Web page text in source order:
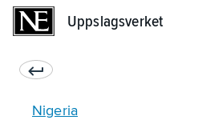
Uppslagsverket
Nigeria